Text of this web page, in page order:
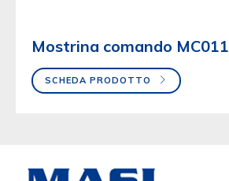
Mostrina comando MC011
SCHEDA PRODOTTO